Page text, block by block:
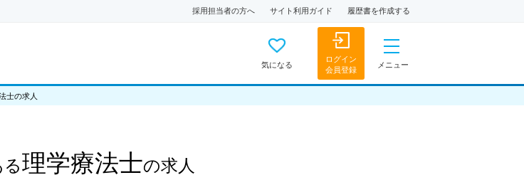
採用担当者の方へ サイト利用ガイド 履歴書を作成する
気になる
ログイン
会員登録
メニュー
士の求人
理学療法士の求人